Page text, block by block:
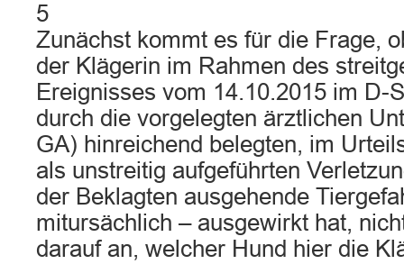
5
Zunächst kommt es für die Frage,
der Klägerin im Rahmen des
Ereignisses vom 14.10.2015 im D-
durch die vorgelegten ärztlichen
GA) hinreichend belegten, im
als unstreitig aufgeführten
der Beklagten ausgehende
mitursächlich – ausgewirkt hat,
darauf an, welcher Hund hier die